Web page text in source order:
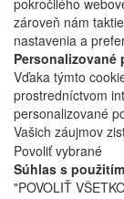
zároveň nám
nastavenia a
Personalizované
Vďaka týmto
prostredníctvom
personalizované
Vašich záujmov
Povoliť vybrané
Súhlas s
"POVOLIŤ